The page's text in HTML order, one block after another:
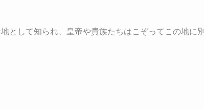
として知られ、皇帝や貴族たちはこぞってこの地に別